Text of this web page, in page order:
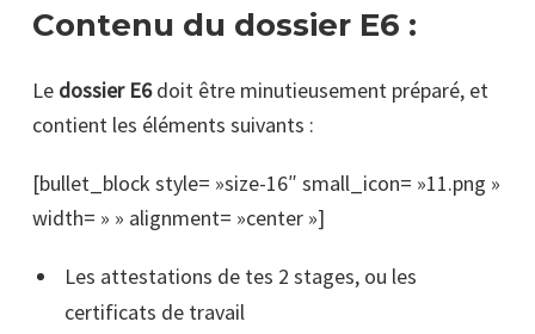
Contenu du dossier E6 :
Le dossier E6doit être minutieusement préparé, et
contient les éléments suivants :
[bullet_block style= »size-16″ small_icon= »11.png »
width= » » alignment= »center »]
Les attestations de tes 2 stages, ou les
certificats de travail